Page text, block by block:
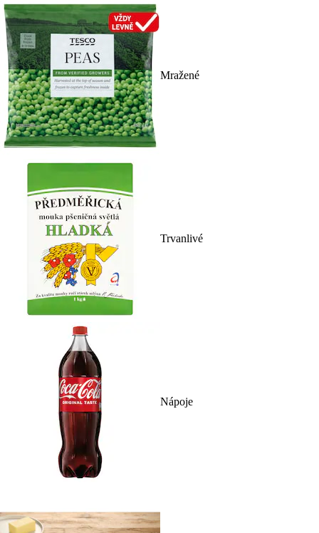
Mražené
Trvanlivé
Nápoje